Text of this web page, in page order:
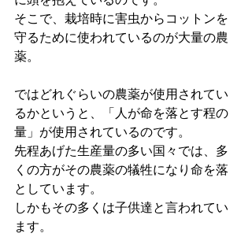
そこで、栽培時に害虫からコットンを
守るために使われているのが大量の農
薬。
ではどれぐらいの農薬が使用されてい
るかというと、「人が命を落とす程の
量」が使用されているのです。
先程あげた生産量の多い国々では、多
くの方がその農薬の犠牲になり命を落
としています。
しかもその多くは子供達と言われてい
ます。